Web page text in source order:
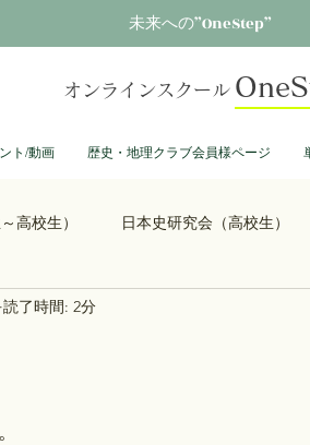
未来への”OneStep”
オンラインスクール
ト/動画 歴史・地理クラブ会員様ページ
高校生） 日本史研究会（高校生）
鎌倉殿の13人
読了時間: 2分